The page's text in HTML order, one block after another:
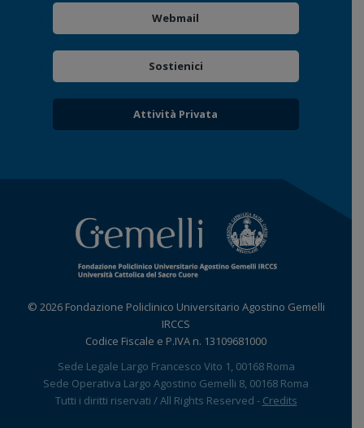
Webmail
Sostienici
Attività Privata
© 2026 Fondazione Policlinico Universitario Agostino Gemelli
IRCCS
Codice Fiscale e P.IVA n. 13109681000
Sede Legale Largo Francesco Vito 1, 00168 Roma
Sede Operativa Largo Agostino Gemelli 8, 00168 Roma
Tutti i diritti riservati / All Rights Reserved - Credits